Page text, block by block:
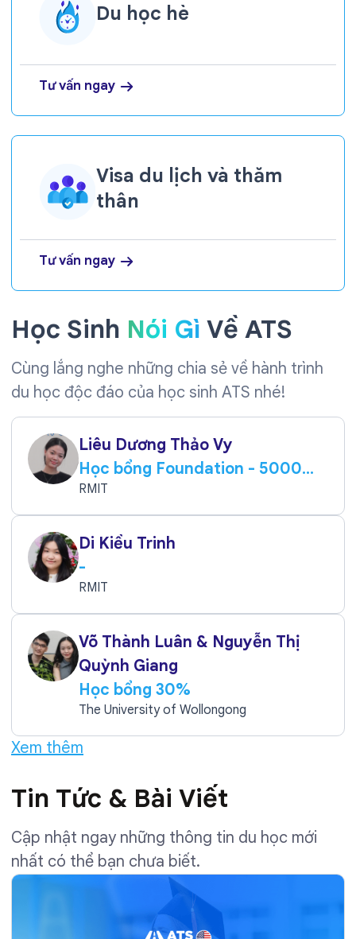
Du học hè
Tư vấn ngay
Visa du lịch và thăm
thân
Tư vấn ngay
Học Sinh Nói Gì Về ATS
Cùng lắng nghe những chia sẻ về hành trình
du học độc đáo của học sinh ATS nhé!
Liêu Dương Thảo Vy
Học bổng Foundation - 5000
AUD
RMIT
Di Kiều Trinh
-
RMIT
Võ Thành Luân & Nguyễn Thị
Quỳnh Giang
Học bổng 30%
The University of Wollongong
Xem thêm
Tin Tức & Bài Viết
Cập nhật ngay những thông tin du học mới
nhất có thể bạn chưa biết.